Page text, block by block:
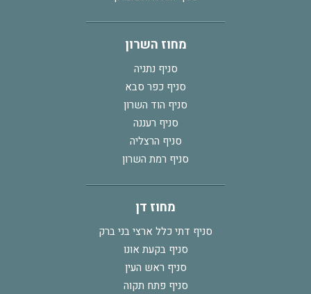
מחוז השרון
סניף נתניה
סניף כפר סבא
סניף הוד השרון
סניף רעננה
סניף הרצליה
סניף רמת השרון
מחוז דן
סניף דתי כלל ארצי בני ברק
סניף בקעת אונו
סניף ראש העין
סניף פתח תקוה